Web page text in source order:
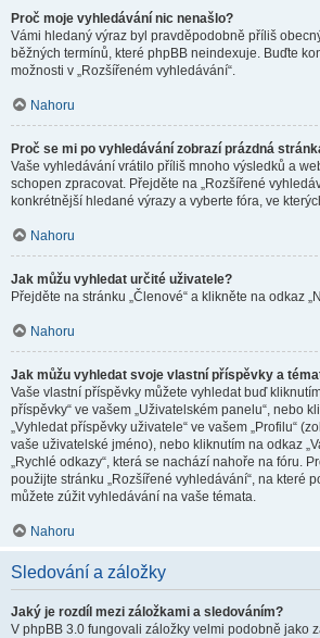
Proč moje vyhledávání nic nenašlo?
Vámi hledaný výraz byl pravděpodobně příliš
běžných termínů, které phpBB neindexuje. Buďte
možnosti v „Rozšířeném vyhledávání“.
Nahoru
Proč se mi po vyhledávání zobrazí prázdná
Vaše vyhledávání vrátilo příliš mnoho výsledků a
schopen zpracovat. Přejděte na „Rozšířené
konkrétnější hledané výrazy a vyberte fóra, ve
Nahoru
Jak můžu vyhledat určité uživatele?
Přejděte na stránku „Členové“ a klikněte na odkaz
Nahoru
Jak můžu vyhledat svoje vlastní příspěvky a
Vaše vlastní příspěvky můžete vyhledat buď
příspěvky“ ve vašem „Uživatelském panelu“, nebo
„Vyhledat příspěvky uživatele“ ve vašem „Profilu“
vaše uživatelské jméno), nebo kliknutím na odkaz
„Rychlé odkazy“, která se nachází nahoře na fóru.
použijte stránku „Rozšířené vyhledávání“, na které
můžete zúžit vyhledávání na vaše témata.
Nahoru
Sledování a záložky
Jaký je rozdíl mezi záložkami a sledováním?
V phpBB 3.0 fungovali záložky velmi podobně jako